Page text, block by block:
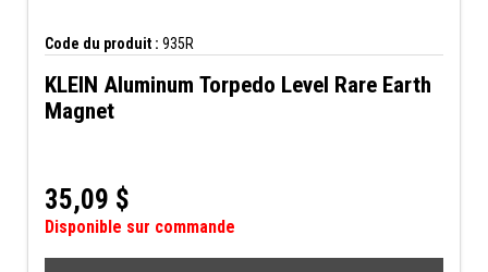
Code du produit : 935R
KLEIN Aluminum Torpedo Level Rare Earth
Magnet
35,09 $
Disponible sur commande